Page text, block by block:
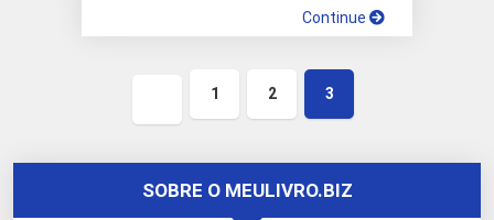
Continue
Página
1 2 3
SOBRE O MEULIVRO.BIZ